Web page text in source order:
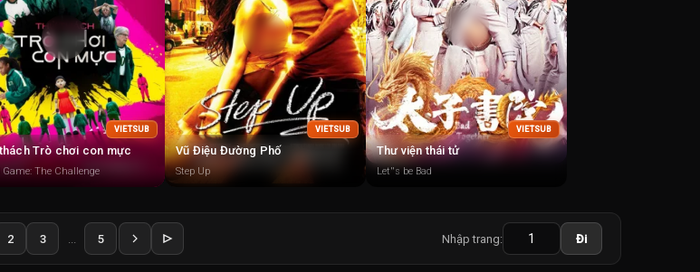
VIETSUB
Trò chơi con mực
Game: The Challenge
VIETSUB
Vũ Điệu Đường Phố
Step Up
VIETSUB
Thư viện thái tử
Let''s be Bad
2 3 5 Nhập trang: Đi